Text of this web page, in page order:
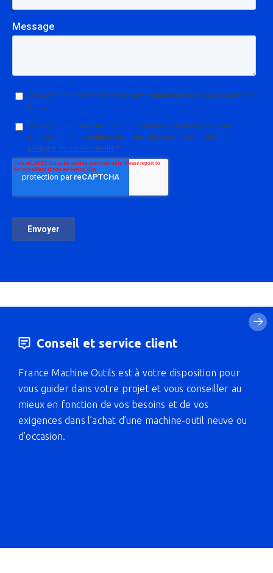
Conseil et service client
France Machine Outils est à votre disposition pour
vous guider dans votre projet et vous conseiller au
mieux en fonction de vos besoins et de vos
exigences dans l’achat d’une machine-outil neuve ou
d’occasion.